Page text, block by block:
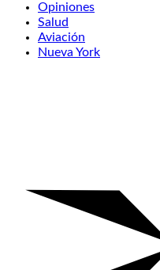
Opiniones
Salud
Aviación
Nueva York